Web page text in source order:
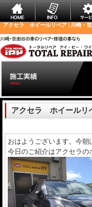
アクセラ ホイールリペア | 川崎・
アクセラ ホイールリ
おはようございます。今朝
今日のご紹介はアクセラの